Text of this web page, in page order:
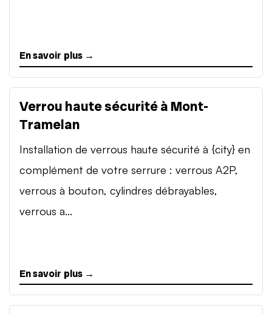
En savoir plus →
Verrou haute sécurité à Mont-
Tramelan
Installation de verrous haute sécurité à {city} en
complément de votre serrure : verrous A2P,
verrous à bouton, cylindres débrayables,
verrous a...
En savoir plus →